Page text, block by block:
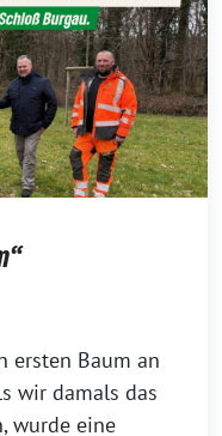
ersten Baum an
wir damals das
wurde eine